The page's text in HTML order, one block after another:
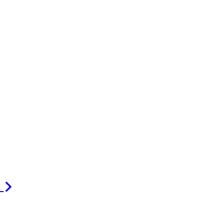
die Dir beim Bezahlen deiner
Du bei den Wohngeldstellen
Ulm.